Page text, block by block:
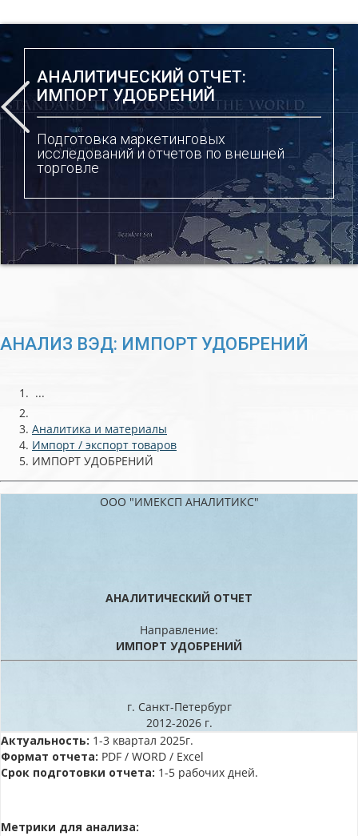
АНАЛИТИЧЕСКИЙ ОТЧЕТ:
ИМПОРТ УДОБРЕНИЙ
Подготовка маркетинговых
исследований и отчетов по внешней
торговле
АНАЛИЗ ВЭД: ИМПОРТ УДОБРЕНИЙ
...
Аналитика и материалы
Импорт / экспорт товаров
ИМПОРТ УДОБРЕНИЙ
ООО "ИМЕКСП АНАЛИТИКС"
АНАЛИТИЧЕСКИЙ ОТЧЕТ
Направление:
ИМПОРТ УДОБРЕНИЙ
г. Санкт-Петербург
2012-2026 г.
Актуальность: 1-3 квартал 2025г.
Формат отчета: PDF / WORD / Excel
Срок подготовки отчета: 1-5 рабочих дней.
Метрики для анализа: